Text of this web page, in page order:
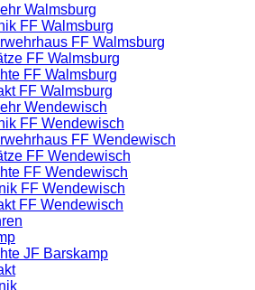
Walmsburg
FF Walmsburg
FF Walmsburg
FF Walmsburg
FF Walmsburg
FF Walmsburg
Wendewisch
FF Wendewisch
FF Wendewisch
FF Wendewisch
FF Wendewisch
FF Wendewisch
FF Wendewisch
JF Barskamp